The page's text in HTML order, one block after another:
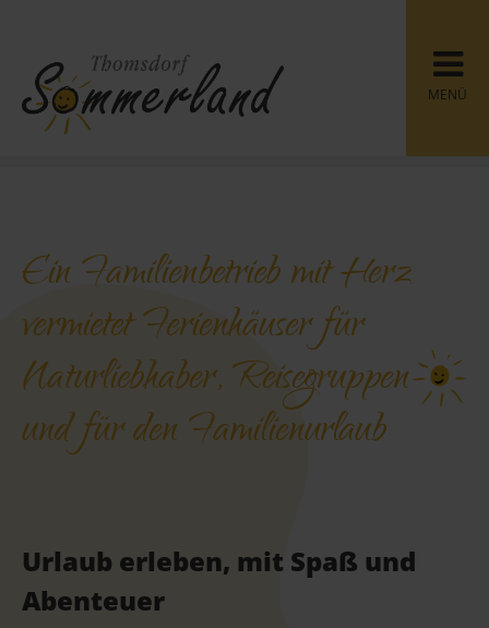
MENÜ
Ein Familienbetrieb mit Herz
vermietet Ferienhäuser für
Naturliebhaber, Reisegruppen
und für den Familienurlaub
Urlaub erleben, mit Spaß und
Abenteuer